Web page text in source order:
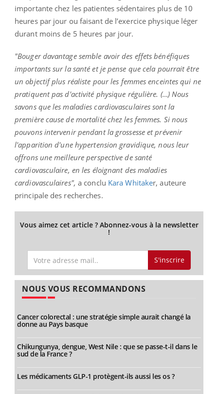
importante chez les patientes sédentaires plus de 10
heures par jour ou faisant de l’exercice physique léger
durant moins de 5 heures par jour.
"Bouger davantage semble avoir des effets bénéfiques
importants sur la santé et je pense que cela pourrait être
un objectif plus réaliste pour les femmes enceintes qui ne
pratiquent pas d'activité physique régulière. (…) Nous
savons que les maladies cardiovasculaires sont la
première cause de mortalité chez les femmes. Si nous
pouvons intervenir pendant la grossesse et prévenir
l'apparition d'une hypertension gravidique, nous leur
offrons une meilleure perspective de santé
cardiovasculaire, en les éloignant des maladies
cardiovasculaires", a conclu Kara Whitaker, auteure
principale des recherches.
Vous aimez cet article ? Abonnez-vous à la newsletter
!
S'inscrire
NOUS VOUS RECOMMANDONS
Cancer colorectal : une stratégie simple aurait changé la
donne au Pays basque
Chikungunya, dengue, West Nile : que se passe-t-il dans le
sud de la France ?
Les médicaments GLP-1 protègent-ils aussi les os ?